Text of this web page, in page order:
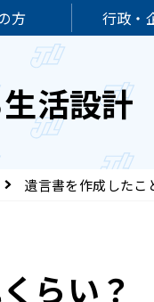
方 行政・
活設計
遺言書を作成したこ
らい？